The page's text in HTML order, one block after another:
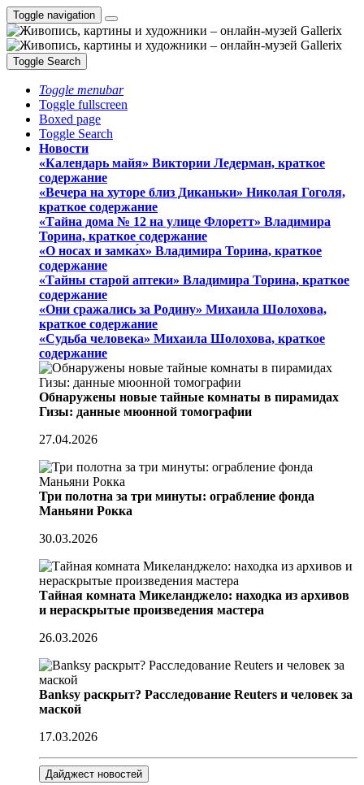
Toggle navigation
Toggle Search
Toggle menubar
Toggle fullscreen
Boxed page
Toggle Search
Новости
«Календарь майя» Виктории Ледерман, краткое
содержание
«Вечера на хуторе близ Диканьки» Николая Гоголя,
краткое содержание
«Тайна дома № 12 на улице Флоретт» Владимира
Торина, краткое содержание
«О носах и замка́х» Владимира Торина, краткое
содержание
«Тайны старой аптеки» Владимира Торина, краткое
содержание
«Они сражались за Родину» Михаила Шолохова,
краткое содержание
«Судьба человека» Михаила Шолохова, краткое
содержание
Обнаружены новые тайные комнаты в пирамидах
Гизы: данные мюонной томографии
27.04.2026
Три полотна за три минуты: ограбление фонда
Маньяни Рокка
30.03.2026
Тайная комната Микеланджело: находка из архивов
и нераскрытые произведения мастера
26.03.2026
Banksy раскрыт? Расследование Reuters и человек за
маской
17.03.2026
Дайджест новостей